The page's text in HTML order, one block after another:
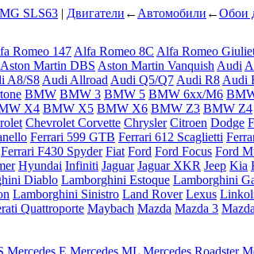
SLS63 | Двигатели ← Автомобили ←Обои
Romeo 147 Alfa Romeo 8C Alfa Romeo
Aston Martin DBS Aston Martin Vanquish Audi
A8/S8 Audi Allroad Audi Q5/Q7 Audi R8 Audi
BMW BMW 3 BMW 5 BMW 6xx/M6
X4 BMW X5 BMW X6 BMW Z3 BMW Z4
Chevrolet Corvette Chrysler Citroen Dodge
Ferrari 599 GTB Ferrari 612 Scaglietti
Ferrari F430 Spyder Fiat Ford Ford Focus Ford
Hyundai Infiniti Jaguar Jaguar XKR Jeep Kia
Diablo Lamborghini Estoque Lamborghini
Lamborghini Sinistro Land Rover Lexus
Quattroporte Maybach Mazda Mazda 3
Mercedes E Mercedes ML Mercedes Roadster